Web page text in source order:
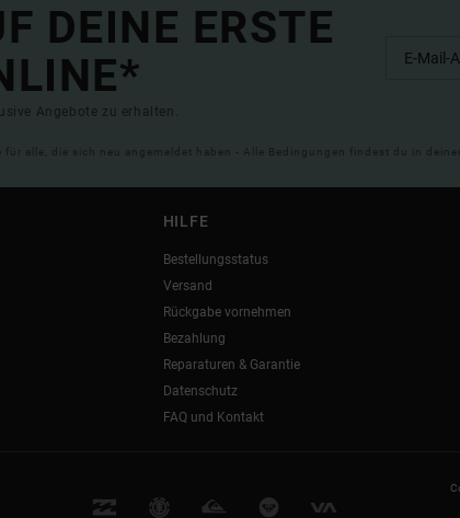
DEINE ERSTE
Angebote zu erhalten.
für alle, die sich neu angemeldet haben - Alle Bedingungen findest du in
HILFE
Bestellungsstatus
Versand
Rückgabe vornehmen
Bezahlung
Reparaturen & Garantie
Datenschutz
FAQ und Kontakt